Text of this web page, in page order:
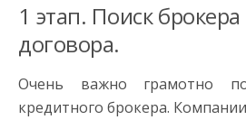
1 этап. Поиск
договора.
Очень важно грамотно
кредитного брокера.